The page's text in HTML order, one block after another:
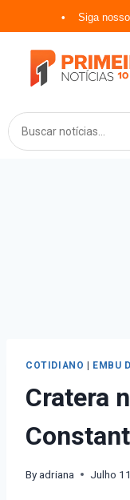
Siga nosso
COTIDIANO EMBU
Cratera
Byadriana Julho